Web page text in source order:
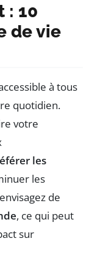
: 10
de vie
à tous
quotidien.
votre
les
les
de
, ce qui peut
sur